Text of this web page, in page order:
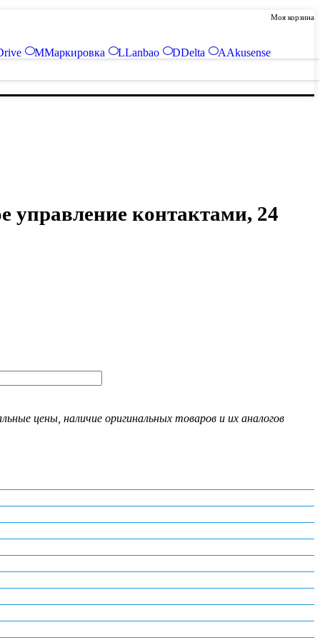
ММаркировка LLanbao DDelta AAkusense
Моя корзина
управление контактами, 24
цены, наличие оригинальных товаров и их аналогов